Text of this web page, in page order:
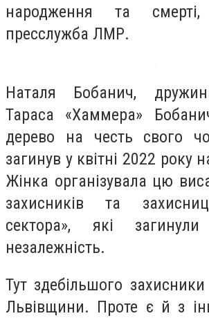
народження та смерті,
пресслужба ЛМР.
Наталя Бобанич,
Тараса «Хаммера»
дерево на честь свого
загинув у квітні 2022 року
Жінка організувала цю
захисників та
сектора», які
незалежність.
Тут здебільшого
Львівщини. Проте є й з